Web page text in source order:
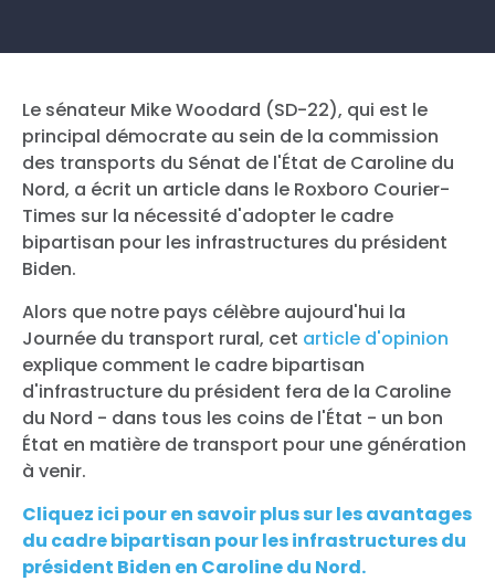
Le sénateur Mike Woodard (SD-22), qui est le
principal démocrate au sein de la commission
des transports du Sénat de l'État de Caroline du
Nord, a écrit un article dans le Roxboro Courier-
Times sur la nécessité d'adopter le cadre
bipartisan pour les infrastructures du président
Biden.
Alors que notre pays célèbre aujourd'hui la
Journée du transport rural, cet article d'opinion
explique comment le cadre bipartisan
d'infrastructure du président fera de la Caroline
du Nord - dans tous les coins de l'État - un bon
État en matière de transport pour une génération
à venir.
Cliquez ici pour en savoir plus sur les avantages
du cadre bipartisan pour les infrastructures du
président Biden en Caroline du Nord.